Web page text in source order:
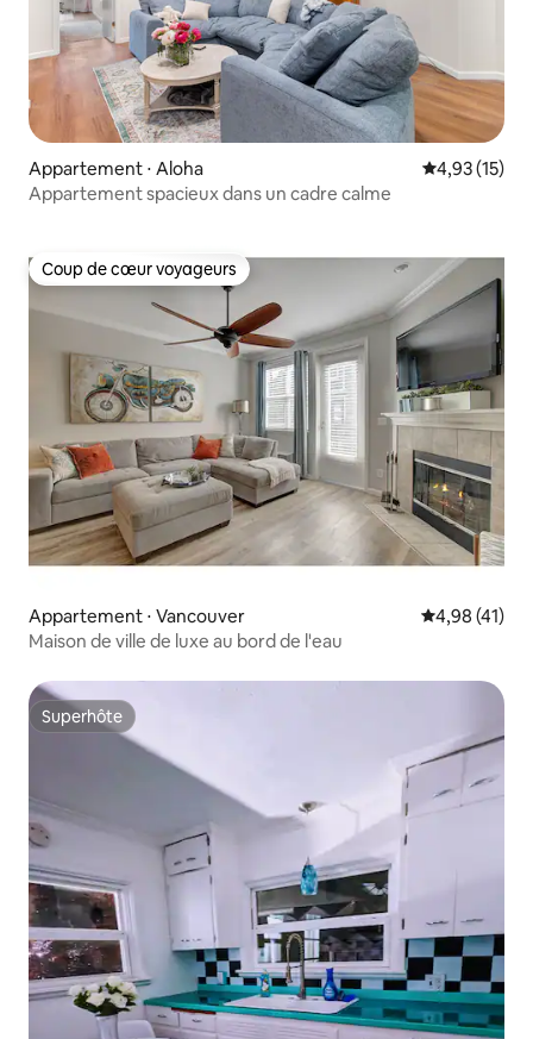
Appartement ⋅ Aloha Évaluation
4,93 (15)
Appartement spacieux dans un cadre calme
Coup de cœur voyageurs
Coup de cœur voyageurs
Appartement ⋅ Vancouver Évaluation
4,98 (41)
Maison de ville de luxe au bord de l'eau
Superhôte
Superhôte